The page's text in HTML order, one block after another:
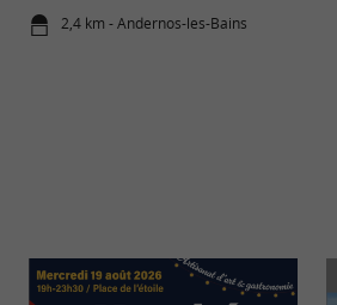
2,4 km - Andernos-les-Bains